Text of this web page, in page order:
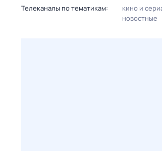
Телеканалы по тематикам: кино и
новостные